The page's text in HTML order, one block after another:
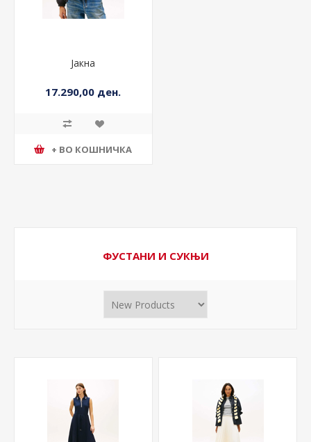
Јакна
17.290,00 ден.
+ ВО КОШНИЧКА
ФУСТАНИ И СУКЊИ